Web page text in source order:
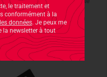
le traitement et
conformément à la
données. Je peux me
la newsletter à tout
74,90 €